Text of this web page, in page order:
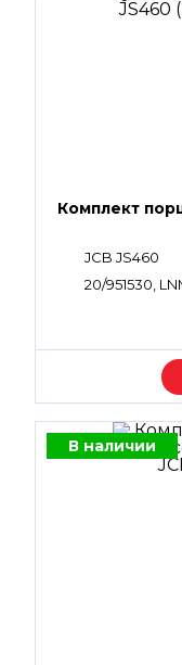
Комплект
JCB JS460
20/951530,
В наличии